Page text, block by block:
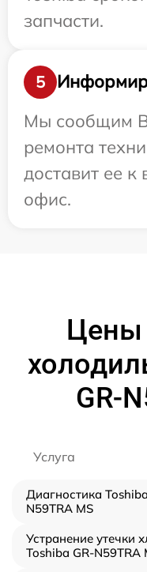
запчасти.
5
Мы сообщим
ремонта
доставит ее
офис.
Цены
GR-
Услуга
Диагностика
N59TRA MS
Устранение утечки
Toshiba GR-N59TRA